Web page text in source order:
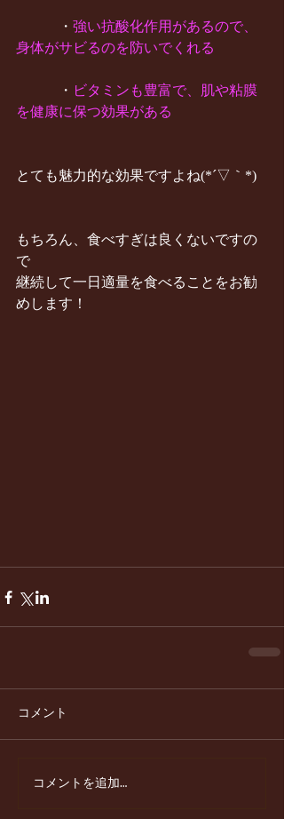
・ 強い抗酸化作用があるので、
身体がサビるのを防いでくれる
・ ビタミンも豊富で、肌や粘膜
を健康に保つ効果がある
とても魅力的な効果ですよね(*´▽｀*)
もちろん、食べすぎは良くないですの
で
継続して一日適量を食べることをお勧
めします！
コメント
コメントを追加…